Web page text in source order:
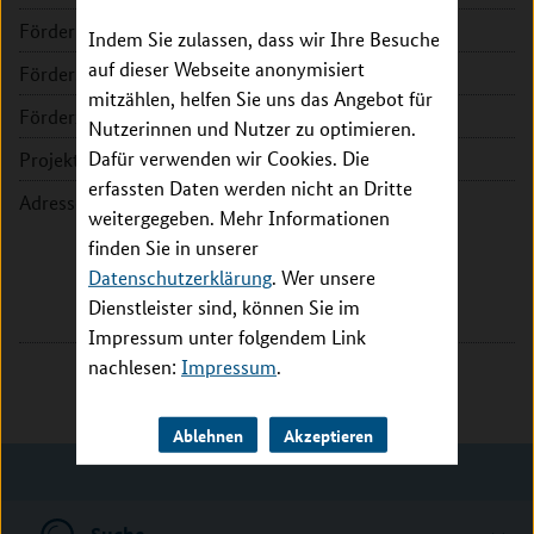
Indem Sie zulassen, dass wir Ihre Besuche
auf dieser Webseite anonymisiert
mitzählen, helfen Sie uns das Angebot für
Nutzerinnen und Nutzer zu optimieren.
Dafür verwenden wir Cookies. Die
erfassten Daten werden nicht an Dritte
weitergegeben. Mehr Informationen
finden Sie in unserer
Datenschutzerklärung. Wer unsere
Dienstleister sind, können Sie im
Impressum unter folgendem Link
nachlesen: Impressum.
Ablehnen Akzeptieren
Förderkennzeichen:
16GW0179K
Fördersumme:
467.203 EUR
Förderzeitraum:
2018 - 2019
Projektleitung:
Dr. Enno Klussmann
Adresse:
Max-Delbrück-Centrum für
Molekulare Medizin in der
Helmholtz-Gemeinschaft
Robert-Rössle-Str. 10
13125 Berlin